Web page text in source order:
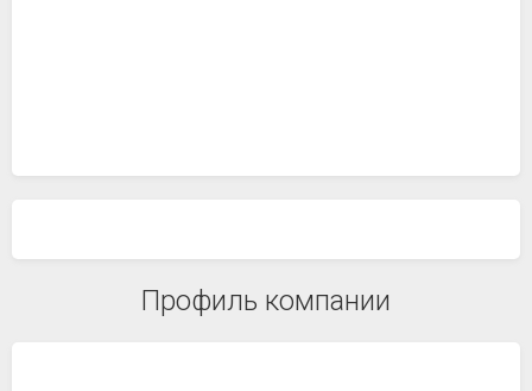
Профиль компании